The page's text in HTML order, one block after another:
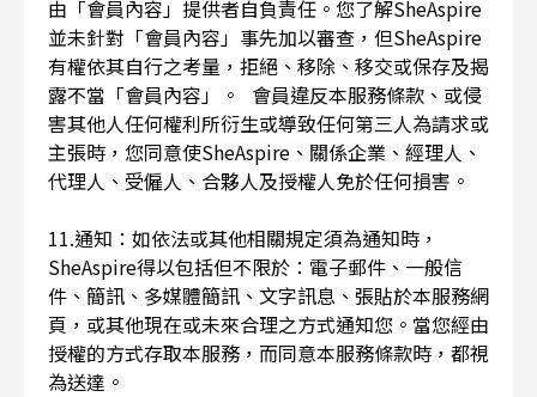
由「會員內容」提供者自負責任。您了解SheAspire
並未針對「會員內容」事先加以審查，但SheAspire
有權依其自行之考量，拒絕、移除、移交或保存及揭
露不當「會員內容」。 會員違反本服務條款、或侵
害其他人任何權利所衍生或導致任何第三人為請求或
主張時，您同意使SheAspire、關係企業、經理人、
代理人、受僱人、合夥人及授權人免於任何損害。
11.通知：如依法或其他相關規定須為通知時，
SheAspire得以包括但不限於：電子郵件、一般信
件、簡訊、多媒體簡訊、文字訊息、張貼於本服務網
頁，或其他現在或未來合理之方式通知您。當您經由
授權的方式存取本服務，而同意本服務條款時，都視
為送達。